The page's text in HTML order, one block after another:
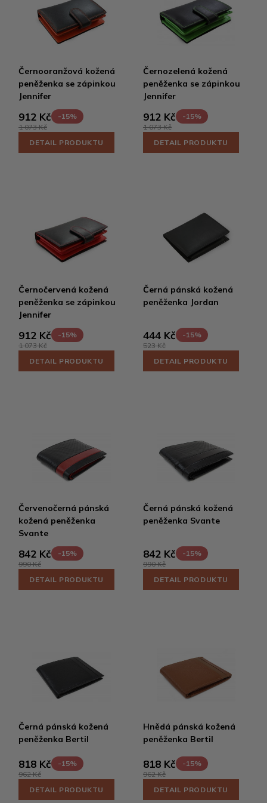
Černooranžová kožená
peněženka se zápinkou
Jennifer
912 Kč
-15%
1 073 Kč
DETAIL PRODUKTU
Černozelená kožená
peněženka se zápinkou
Jennifer
912 Kč
-15%
1 073 Kč
DETAIL PRODUKTU
Černočervená kožená
peněženka se zápinkou
Jennifer
912 Kč
-15%
1 073 Kč
DETAIL PRODUKTU
Černá pánská kožená
peněženka Jordan
444 Kč
-15%
523 Kč
DETAIL PRODUKTU
Červenočerná pánská
kožená peněženka
Svante
842 Kč
-15%
990 Kč
DETAIL PRODUKTU
Černá pánská kožená
peněženka Svante
842 Kč
-15%
990 Kč
DETAIL PRODUKTU
Černá pánská kožená
peněženka Bertil
818 Kč
-15%
962 Kč
DETAIL PRODUKTU
Hnědá pánská kožená
peněženka Bertil
818 Kč
-15%
962 Kč
DETAIL PRODUKTU